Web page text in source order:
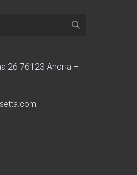
26 76123 Andria –